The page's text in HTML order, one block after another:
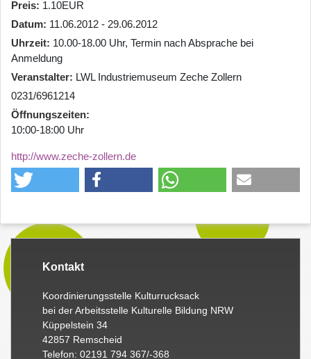
Preis 1.10EUR
Datum 11.06.2012 - 29.06.2012
Uhrzeit 10.00-18.00 Uhr, Termin nach Absprache bei
Anmeldung
Veranstalter LWL Industriemuseum Zeche Zollern
0231/6961214
Öffnungszeiten
10:00-18:00 Uhr
http://www.zeche-zollern.de
Kontakt
Koordinierungsstelle Kulturrucksack
bei der Arbeitsstelle Kulturelle Bildung NRW
Küppelstein 34
42857 Remscheid
Telefon: 02191 794 367/-368